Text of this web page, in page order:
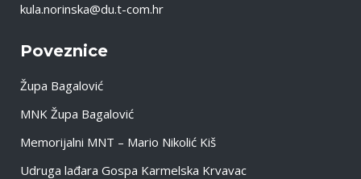
kula.norinska@du.t-com.hr
Poveznice
Župa Bagalović
MNK Župa Bagalović
Memorijalni MNT – Mario Nikolić Kiš
Udruga lađara Gospa Karmelska Krvavac